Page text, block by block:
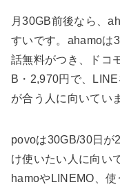
月30GB前後なら、
すいです。ahamoは
話無料がつき、ドコ
B・2,970円で、
が合う人に向いてい
povoは30GB/30日が
け使いたい人に向い
hamoやLINEMO、